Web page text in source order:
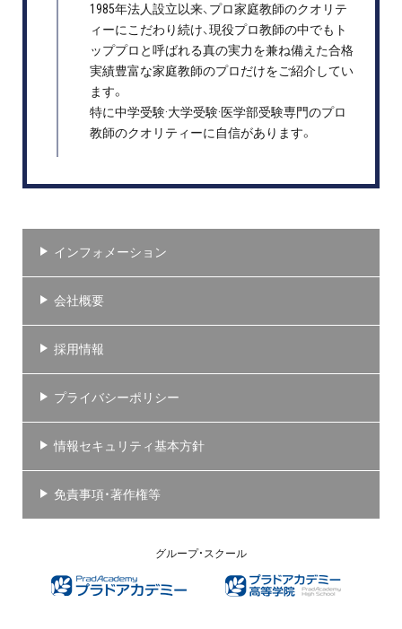
1985年法人設立以来、プロ家庭教師のクオリテ
ィーにこだわり続け、現役プロ教師の中でもト
ッププロと呼ばれる真の実力を兼ね備えた合格
実績豊富な家庭教師のプロだけをご紹介してい
ます。
特に中学受験·大学受験·医学部受験専門のプロ
教師のクオリティーに自信があります。
インフォメーション
会社概要
採用情報
プライバシーポリシー
情報セキュリティ基本方針
免責事項・著作権等
グループ・スクール